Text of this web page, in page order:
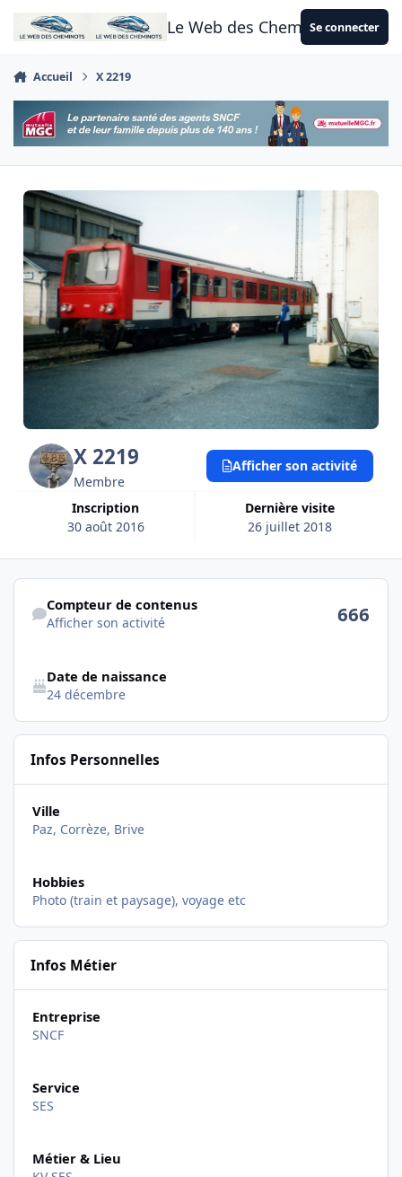
Aller au contenu
Le Web des CheminotsSe connecter
Accueil X 2219
X 2219
Membre
Inscription
30 août 2016
Dernière visite
26 juillet 2018
Afficher son activité
Afficher son activité
Compteur de contenus
Afficher son activité 666
Date de naissance
24 décembre
Infos Personnelles
Ville
Paz, Corrèze, Brive
Hobbies
Photo (train et paysage), voyage etc
Infos Métier
Entreprise
SNCF
Service
SES
Métier & Lieu